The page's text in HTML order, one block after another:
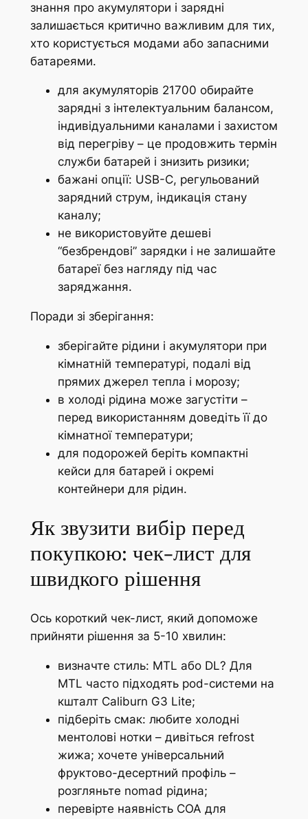
знання про акумулятори і зарядні
залишається критично важливим для тих,
хто користується модами або запасними
батареями.
для акумуляторів 21700 обирайте
зарядні з інтелектуальним балансом,
індивідуальними каналами і захистом
від перегріву – це продовжить термін
служби батарей і знизить ризики;
бажані опції: USB-C, регульований
зарядний струм, індикація стану
каналу;
не використовуйте дешеві
“безбрендові” зарядки і не залишайте
батареї без нагляду під час
заряджання.
Поради зі зберігання:
зберігайте рідини і акумулятори при
кімнатній температурі, подалі від
прямих джерел тепла і морозу;
в холоді рідина може загустіти –
перед використанням доведіть її до
кімнатної температури;
для подорожей беріть компактні
кейси для батарей і окремі
контейнери для рідин.
Як звузити вибір перед
покупкою: чек-лист для
швидкого рішення
Ось короткий чек-лист, який допоможе
прийняти рішення за 5-10 хвилин:
визначте стиль: MTL або DL? Для
MTL часто підходять pod-системи на
кшталт Caliburn G3 Lite;
підберіть смак: любите холодні
ментолові нотки – дивіться refrost
жижа; хочете універсальний
фруктово-десертний профіль –
розгляньте nomad рідина;
перевірте наявність COA для